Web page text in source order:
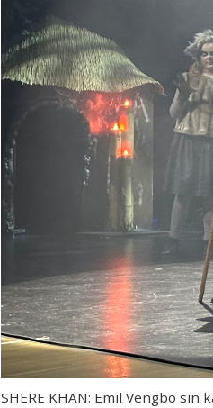
SHERE KHAN: Emil Vengbo